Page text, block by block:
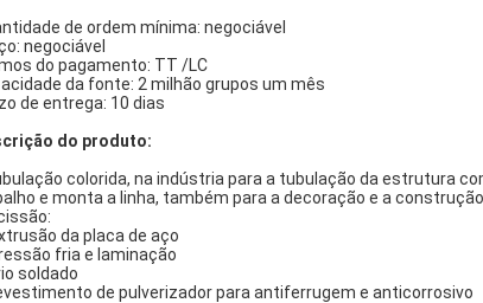
de ordem mínima: negociável
negociável
do pagamento: TT /LC
da fonte: 2 milhão grupos um mês
de entrega: 10 dias
do produto:
colorida, na indústria para a tubulação da estrutura
e monta a linha, também para a decoração e a
da placa de aço
fria e laminação
soldado
de pulverizador para antiferrugem e anticorrosivo